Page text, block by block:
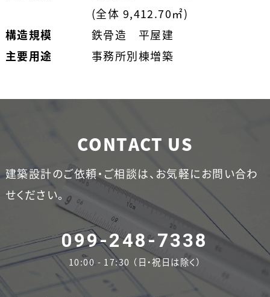
(全体 9,412.70㎡)
構造規模
鉄骨造 平屋建
主要用途
事務所別棟増築
CONTACT US
建築設計のご依頼・ご相談は、お気軽にお問い合わ
せください。
099-248-7338
10:00 - 17:30 （日・祝日は除く）